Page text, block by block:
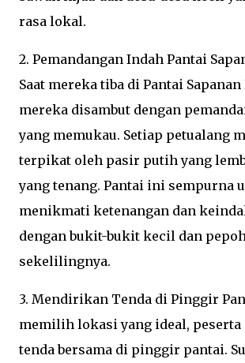
rasa lokal.
2. Pemandangan Indah Pantai
Saat mereka tiba di Pantai
mereka disambut dengan
yang memukau. Setiap petualang
terpikat oleh pasir putih yang
yang tenang. Pantai ini sempurna
menikmati ketenangan dan
dengan bukit-bukit kecil dan
sekelilingnya.
3. Mendirikan Tenda di Pinggir
memilih lokasi yang ideal,
tenda bersama di pinggir pantai.